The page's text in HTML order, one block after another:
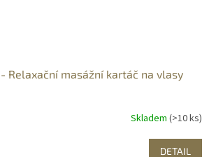
- Relaxační masážní kartáč na vlasy
Skladem (>10 ks)
DETAIL